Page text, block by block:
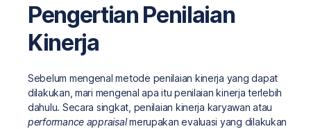
Pengertian Penilaian
Kinerja
Sebelum mengenal metode penilaian kinerja yang dapat
dilakukan, mari mengenal apa itu penilaian kinerja terlebih
dahulu. Secara singkat, penilaian kinerja karyawan atau
performance appraisalmerupakan evaluasi yang dilakukan